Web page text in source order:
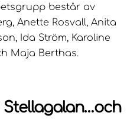
består av
Anette Rosvall, Anita
Ida Ström, Karoline
Maja Berthas.